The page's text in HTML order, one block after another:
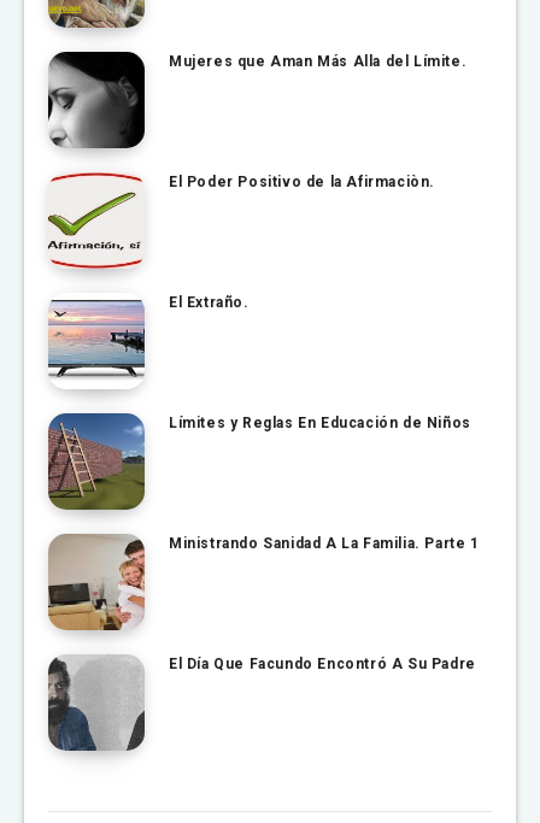
Mujeres que Aman Más Alla del Límite.
El Poder Positivo de la Afirmaciòn.
El Extraño.
Límites y Reglas En Educación de Niños
Ministrando Sanidad A La Familia. Parte 1
El Día Que Facundo Encontró A Su Padre